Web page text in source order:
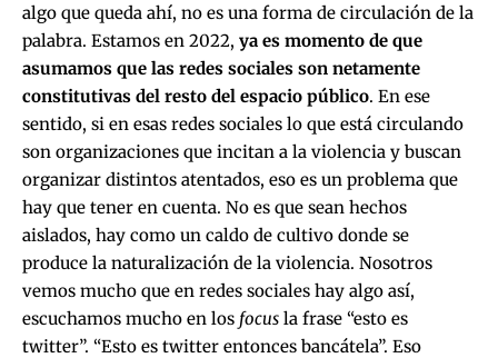
algo que queda ahí, no es una forma de circulación de la
palabra. Estamos en 2022, ya es momento de que
asumamos que las redes sociales son netamente
constitutivas del resto del espacio público. En ese
sentido, si en esas redes sociales lo que está circulando
son organizaciones que incitan a la violencia y buscan
organizar distintos atentados, eso es un problema que
hay que tener en cuenta. No es que sean hechos
aislados, hay como un caldo de cultivo donde se
produce la naturalización de la violencia. Nosotros
vemos mucho que en redes sociales hay algo así,
escuchamos mucho en los focus la frase “esto es
twitter”. “Esto es twitter entonces bancátela”. Eso